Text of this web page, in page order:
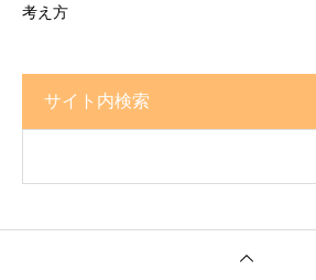
考え方
サイト内検索